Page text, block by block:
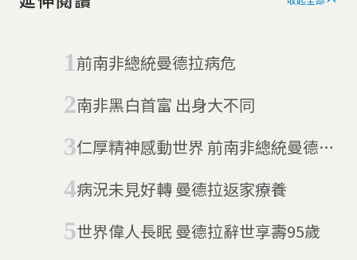
前南非總統曼德拉病危
南非黑白首富 出身大不同
仁厚精神感動世界 前南非總統曼德拉
病況未見好轉 曼德拉返家療養
世界偉人長眠 曼德拉辭世享壽95歲